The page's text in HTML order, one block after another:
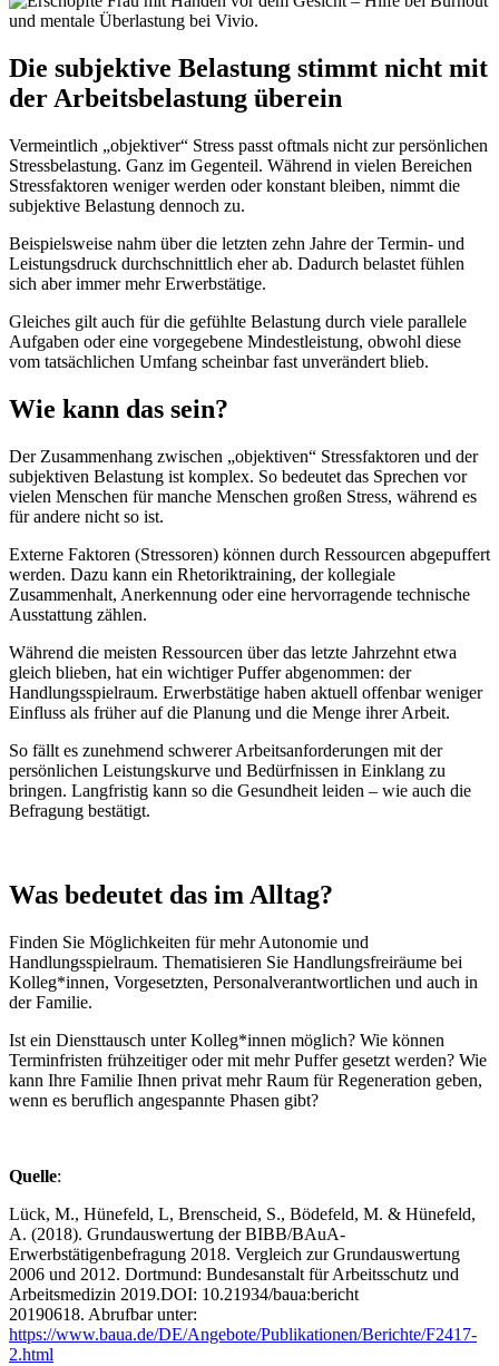
Die subjektive Belastung stimmt nicht mit
der Arbeitsbelastung überein
Vermeintlich „objektiver“ Stress passt oftmals nicht zur persönlichen
Stressbelastung. Ganz im Gegenteil. Während in vielen Bereichen
Stressfaktoren weniger werden oder konstant bleiben, nimmt die
subjektive Belastung dennoch zu.
Beispielsweise nahm über die letzten zehn Jahre der Termin- und
Leistungsdruck durchschnittlich eher ab. Dadurch belastet fühlen
sich aber immer mehr Erwerbstätige.
Gleiches gilt auch für die gefühlte Belastung durch viele parallele
Aufgaben oder eine vorgegebene Mindestleistung, obwohl diese
vom tatsächlichen Umfang scheinbar fast unverändert blieb.
Wie kann das sein?
Der Zusammenhang zwischen „objektiven“ Stressfaktoren und der
subjektiven Belastung ist komplex. So bedeutet das Sprechen vor
vielen Menschen für manche Menschen großen Stress, während es
für andere nicht so ist.
Externe Faktoren (Stressoren) können durch Ressourcen abgepuffert
werden. Dazu kann ein Rhetoriktraining, der kollegiale
Zusammenhalt, Anerkennung oder eine hervorragende technische
Ausstattung zählen.
Während die meisten Ressourcen über das letzte Jahrzehnt etwa
gleich blieben, hat ein wichtiger Puffer abgenommen: der
Handlungsspielraum. Erwerbstätige haben aktuell offenbar weniger
Einfluss als früher auf die Planung und die Menge ihrer Arbeit.
So fällt es zunehmend schwerer Arbeitsanforderungen mit der
persönlichen Leistungskurve und Bedürfnissen in Einklang zu
bringen. Langfristig kann so die Gesundheit leiden – wie auch die
Befragung bestätigt.
Was bedeutet das im Alltag?
Finden Sie Möglichkeiten für mehr Autonomie und
Handlungsspielraum. Thematisieren Sie Handlungsfreiräume bei
Kolleg*innen, Vorgesetzten, Personalverantwortlichen und auch in
der Familie.
Ist ein Diensttausch unter Kolleg*innen möglich? Wie können
Terminfristen frühzeitiger oder mit mehr Puffer gesetzt werden? Wie
kann Ihre Familie Ihnen privat mehr Raum für Regeneration geben,
wenn es beruflich angespannte Phasen gibt?
Quelle:
Lück, M., Hünefeld, L, Brenscheid, S., Bödefeld, M. & Hünefeld,
A. (2018). Grundauswertung der BIBB/BAuA-
Erwerbstätigenbefragung 2018. Vergleich zur Grundauswertung
2006 und 2012. Dortmund: Bundesanstalt für Arbeitsschutz und
Arbeitsmedizin 2019.DOI: 10.21934/baua:bericht
20190618. Abrufbar unter:
https://www.baua.de/DE/Angebote/Publikationen/Berichte/F2417-
2.html